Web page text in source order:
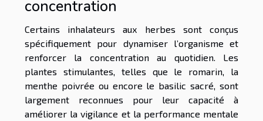
concentration
Certains inhalateurs aux herbes sont conçus
spécifiquement pour dynamiser l’organisme et
renforcer la concentration au quotidien. Les
plantes stimulantes, telles que le romarin, la
menthe poivrée ou encore le basilic sacré, sont
largement reconnues pour leur capacité à
améliorer la vigilance et la performance mentale